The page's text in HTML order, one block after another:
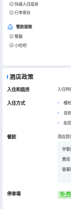
快速入住退房
行李寄存
餐飲服務
餐廳
小吃吧
酒店政策
入住和退房 入住
入住方式
櫃
自
如
餐飲 酒店提
早餐
費用
營業
停車場 免费